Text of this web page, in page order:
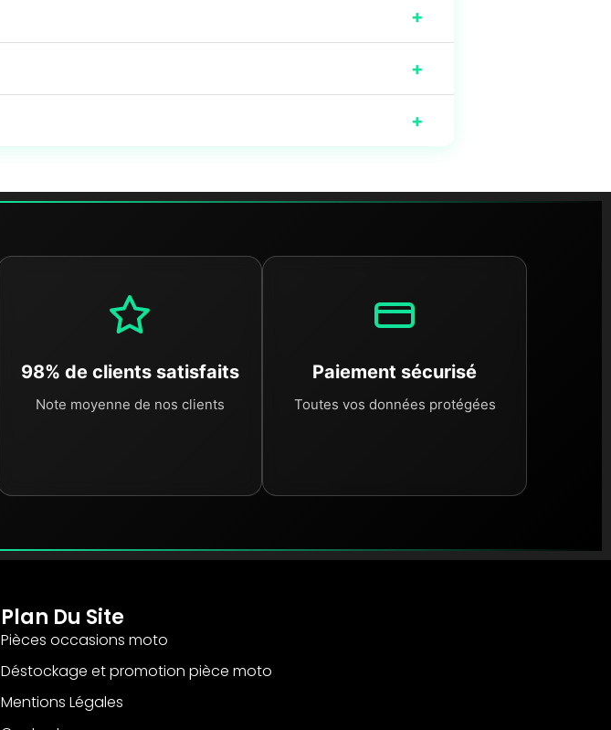
+
+
+
98% de clients satisfaits
Note moyenne de nos clients
Paiement sécurisé
Toutes vos données protégées
Plan Du Site
Pièces occasions moto
Déstockage et promotion pièce moto
Mentions Légales